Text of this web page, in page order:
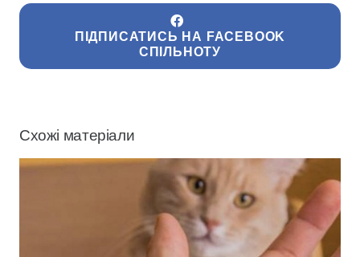
ПІДПИСАТИСЬ НА FACEBOOK
СПІЛЬНОТУ
Схожі матеріали